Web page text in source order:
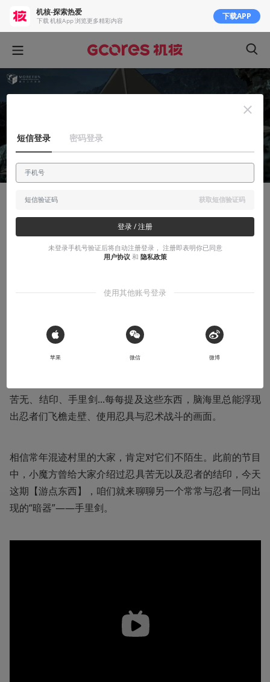
知识挖掘机
忍者们的手里剑，真的能扔八百里吗？
进来你也能学会
苦无、结印、手里剑...每每提及这些东西，脑海里总能浮现
出忍者们飞檐走壁、使用忍具与忍术战斗的画面。
相信常年混迹村里的大家，肯定对它们不陌生。此前的节目
中，小魔方曾给大家介绍过忍具苦无以及忍者的结印，今天
这期【游点东西】，咱们就来聊聊另一个常常与忍者一同出
现的“暗器”——手里剑。
机核-探索热爱
下载 机核App 浏览更多精彩内容 下载APP
短信登录 密码登录
获取短信验证码
登录 / 注册
未登录手机号验证后将自动注册登录， 注册即表明你已同意
用户协议 和 隐私政策
使用其他账号登录
 Sign in with Apple
苹果 微信 微博